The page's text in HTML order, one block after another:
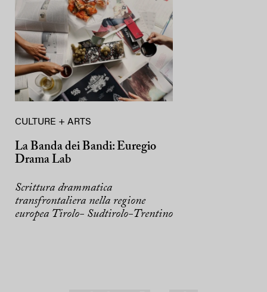
CULTURE + ARTS
La Banda dei Bandi: Euregio
Drama Lab
Scrittura drammatica
transfrontaliera nella regione
europea Tirolo- Sudtirolo-Trentino